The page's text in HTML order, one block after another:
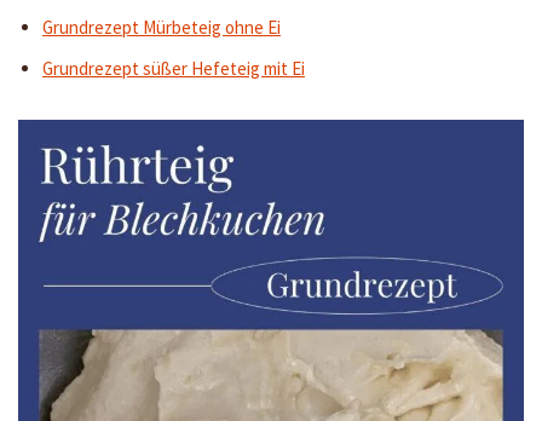
Grundrezept Mürbeteig ohne Ei
Grundrezept süßer Hefeteig mit Ei